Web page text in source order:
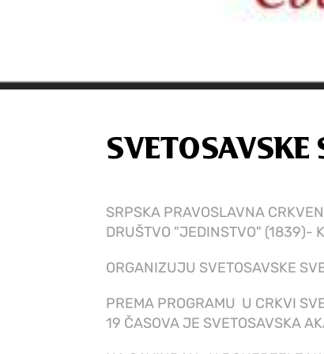
SRPSKA PRAVOSLAVNA
DRUŠTVO "JEDINSTVO" (1839)-
ORGANIZUJU SVETOSAVSKE
PREMA PROGRAMU U CRKVI
19 ČASOVA JE SVETOSAVSKA